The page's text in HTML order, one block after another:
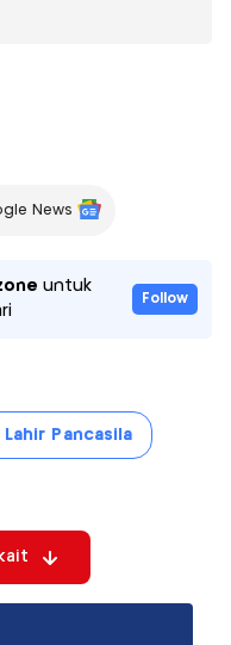
News
untuk
Follow
Lahir Pancasila